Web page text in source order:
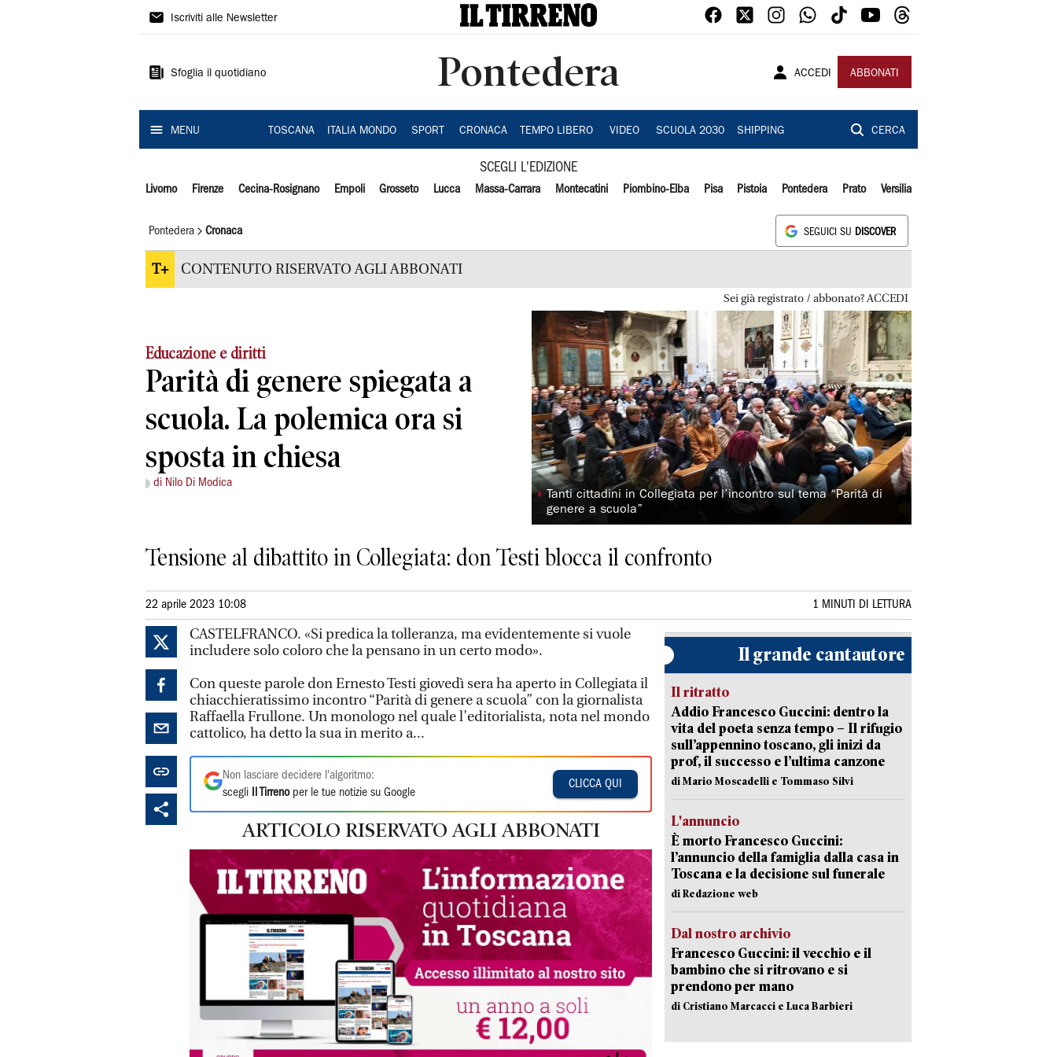
Il
Iscriviti alle Newsletter
Sfoglia il quotidiano Pontedera ACCEDI ABBONATI
MENU TOSCANA ITALIA MONDO SPORT CRONACA TEMPO LIBERO VIDEO SCUOLA 2030 SHIPPING CERCA
SCEGLI L'EDIZIONE
Livorno Firenze Cecina-Rosignano Empoli Grosseto Lucca Massa-Carrara Montecatini Piombino-Elba Pisa Pistoia Pontedera Prato Versilia
Pontedera Cronaca SEGUICI SU DISCOVER
T+ CONTENUTO RISERVATO AGLI ABBONATI
Sei già registrato / abbonato? ACCEDI
Educazione e diritti
Parità di genere spiegata a
scuola. La polemica ora si
sposta in chiesa
di Nilo Di Modica
◗ Tanti cittadini in Collegiata per l’incontro sul tema “Parità di
genere a scuola”
Tensione al dibattito in Collegiata: don Testi blocca il confronto
22 aprile 2023 10:08 1 MINUTI DI LETTURA
CASTELFRANCO. «Si predica la tolleranza, ma evidentemente si vuole
includere solo coloro che la pensano in un certo modo».
Con queste parole don Ernesto Testi giovedì sera ha aperto in Collegiata il
chiacchieratissimo incontro “Parità di genere a scuola” con la giornalista
Raffaella Frullone. Un monologo nel quale l’editorialista, nota nel mondo
cattolico, ha detto la sua in merito a...
Non lasciare decidere l'algoritmo:
scegli
Il Tirrenoper le tue notizie su Google
CLICCA QUI
ARTICOLO RISERVATO AGLI ABBONATI
Il grande cantautore
Il ritratto
Addio Francesco Guccini: dentro la
vita del poeta senza tempo – Il rifugio
sull’appennino toscano, gli inizi da
prof, il successo e l’ultima canzone
di Mario Moscadelli e Tommaso Silvi
L'annuncio
È morto Francesco Guccini:
l’annuncio della famiglia dalla casa in
Toscana e la decisione sul funerale
di Redazione web
Dal nostro archivio
Francesco Guccini: il vecchio e il
bambino che si ritrovano e si
prendono per mano
di Cristiano Marcacci e Luca Barbieri